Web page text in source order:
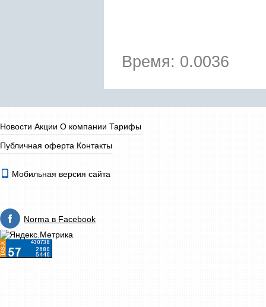
Время: 0.0036
Новости Акции О компании Тарифы
Публичная оферта Контакты
Мобильная версия сайта
Norma в Facebook